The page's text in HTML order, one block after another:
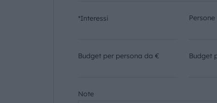
*Interessi Persone
Budget per persona da € Budget
Note